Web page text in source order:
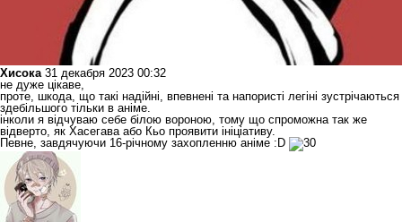
Хисока 31 декабря 2023 00:32
не дуже цiкаве,
проте, шкода, що такi надiйнi, впевненi та напористi легiнi зустрiчаються
здебiльшого тiльки в анiме.
iнколи я вiдчуваю себе бiлою вороною, тому що спроможна так же
вiдверто, як Хасегава або Кьо проявити iнiцiативу.
Певне, завдячуючи 16-рiчному захопленню анiме :D